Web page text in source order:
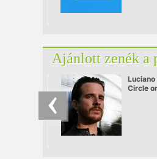
Ajánlott zenék a
Luciano
Circle